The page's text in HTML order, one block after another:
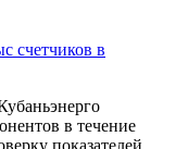
в течение